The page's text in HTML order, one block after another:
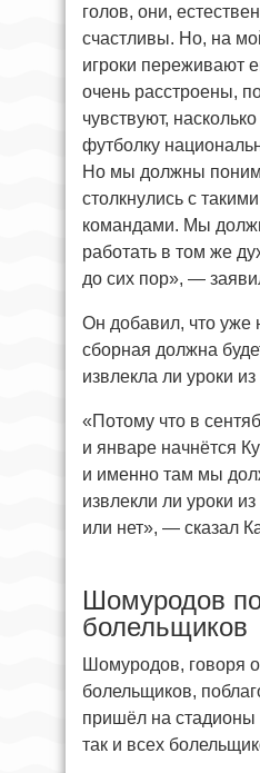
голов, они,
счастливы. Но, на
игроки переживают
очень расстроены,
чувствуют,
футболку
Но мы должны
столкнулись с
командами. Мы
работать в том же
до сих пор», —
Он добавил, что уже
сборная должна
извлекла ли уроки
«Потому что в
и январе начнётся
и именно там мы
извлекли ли уроки
или нет», — сказал
Шомуродов
болельщиков
Шомуродов, говоря
болельщиков,
пришёл на
так и всех